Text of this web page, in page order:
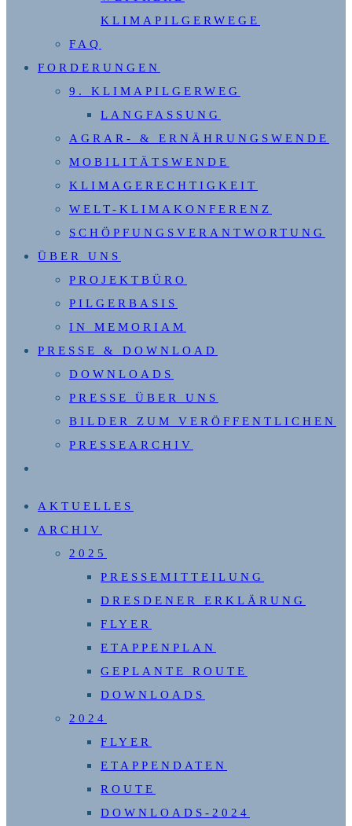
KLIMAPILGERWEGE
FAQ
FORDERUNGEN
9. KLIMAPILGERWEG
LANGFASSUNG
AGRAR- & ERNÄHRUNGSWENDE
MOBILITÄTSWENDE
KLIMAGERECHTIGKEIT
WELT-KLIMAKONFERENZ
SCHÖPFUNGSVERANTWORTUNG
ÜBER UNS
PROJEKTBÜRO
PILGERBASIS
IN MEMORIAM
PRESSE & DOWNLOAD
DOWNLOADS
PRESSE ÜBER UNS
BILDER ZUM VERÖFFENTLICHEN
PRESSEARCHIV
UMSCHALTEN
AKTUELLES
ARCHIV
2025
PRESSEMITTEILUNG
DRESDENER ERKLÄRUNG
FLYER
ETAPPENPLAN
GEPLANTE ROUTE
DOWNLOADS
2024
FLYER
ETAPPENDATEN
ROUTE
DOWNLOADS-2024